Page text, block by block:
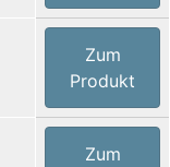
Zum
Produkt
Zum